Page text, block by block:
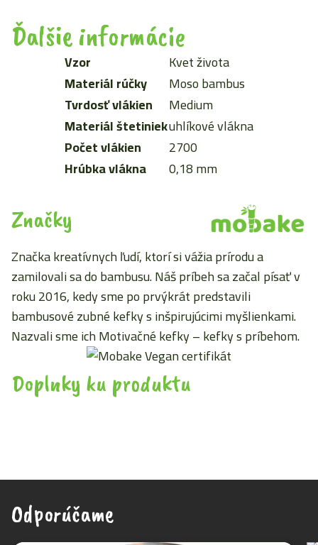
Ďalšie informácie
Vzor
Kvet života
Materiál rúčky
Moso bambus
Tvrdosť vlákien
Medium
Materiál štetiniekuhlíkové vlákna
Počet vlákien
2700
Hrúbka vlákna
0,18 mm
Značky
Značka kreatívnych ľudí, ktorí si vážia prírodu a
zamilovali sa do bambusu. Náš príbeh sa začal písať v
roku 2016, kedy sme po prvýkrát predstavili
bambusové zubné kefky s inšpirujúcimi myšlienkami.
Nazvali sme ich Motivačné kefky – kefky s príbehom.
Doplnky ku produktu
Odporúčame